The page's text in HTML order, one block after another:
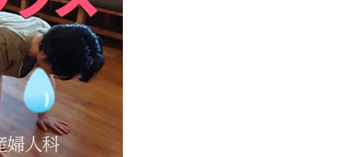
ス